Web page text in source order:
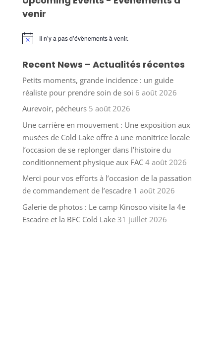
venir
Notice Il n’y a pas d’évènements à venir.
Recent News – Actualités récentes
Petits moments, grande incidence : un guide
réaliste pour prendre soin de soi 6 août 2026
Aurevoir, pécheurs 5 août 2026
Une carrière en mouvement : Une exposition aux
musées de Cold Lake offre à une monitrice locale
l’occasion de se replonger dans l’histoire du
conditionnement physique aux FAC 4 août 2026
Merci pour vos efforts à l’occasion de la passation
de commandement de l’escadre 1 août 2026
Galerie de photos : Le camp Kinosoo visite la 4e
Escadre et la BFC Cold Lake 31 juillet 2026